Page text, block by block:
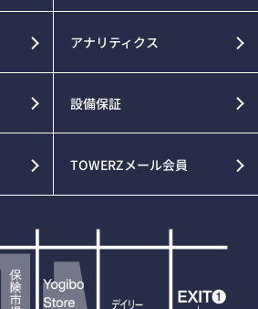
アナリティクス
設備保証
TOWERZメール会員